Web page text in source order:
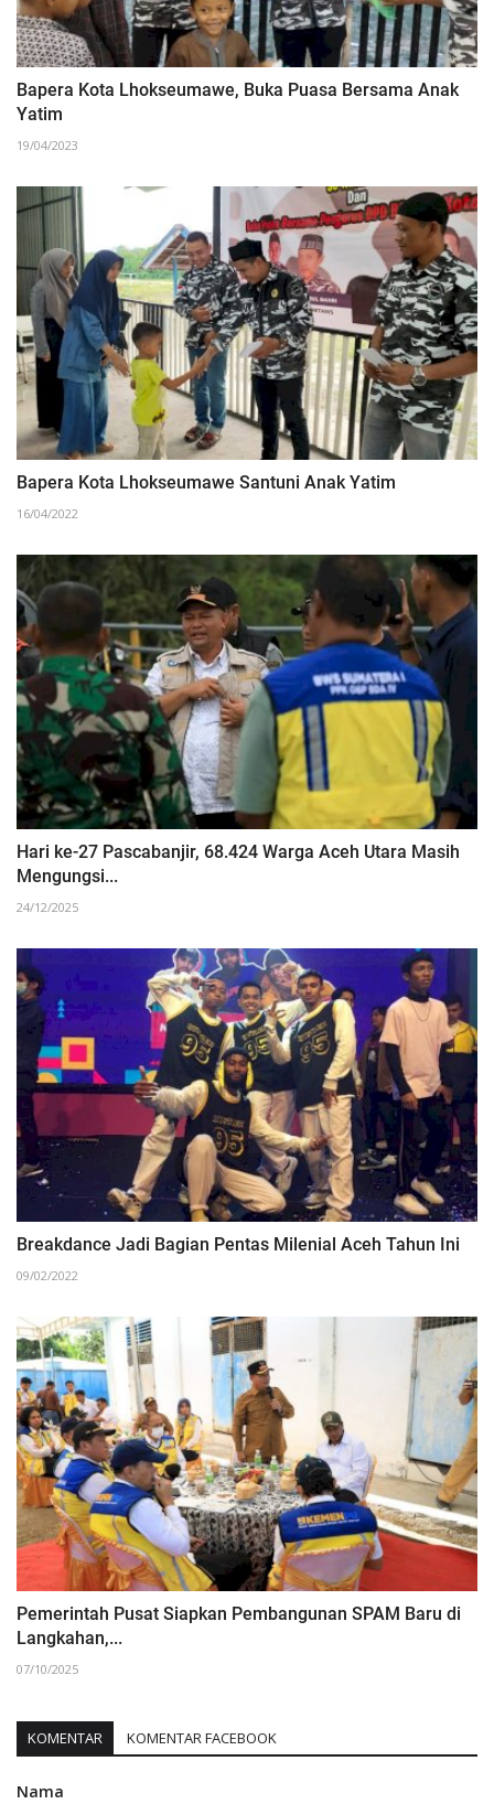
Bapera Kota Lhokseumawe, Buka Puasa Bersama Anak
Yatim
19/04/2023
Bapera Kota Lhokseumawe Santuni Anak Yatim
16/04/2022
Hari ke-27 Pascabanjir, 68.424 Warga Aceh Utara Masih
Mengungsi...
24/12/2025
Breakdance Jadi Bagian Pentas Milenial Aceh Tahun Ini
09/02/2022
‎Pemerintah Pusat Siapkan Pembangunan SPAM Baru di
Langkahan,...
07/10/2025
KOMENTAR KOMENTAR FACEBOOK
Nama